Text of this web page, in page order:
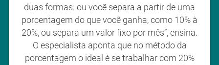
duas formas: ou você separa a partir de uma
porcentagem do que você ganha, como 10% à
20%, ou separa um valor fixo por mês”, ensina.
O especialista aponta que no método da
porcentagem o ideal é se trabalhar com 20%